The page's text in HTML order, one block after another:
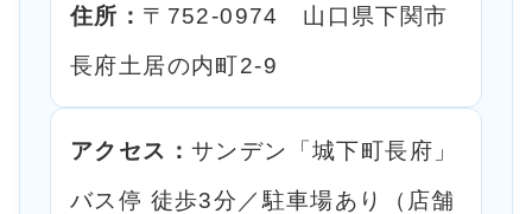
住所： 〒752-0974 山口県下関市
長府土居の内町2-9
アクセス： サンデン「城下町長府」
バス停 徒歩3分／駐車場あり（店舗